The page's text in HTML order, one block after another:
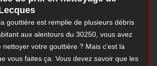
gouttière est remplie de plusieurs débris
aux alentours du 30250, vous avez
nettoyer votre gouttière ? Mais c’est la
vous faites ça. Vous devez savoir que les